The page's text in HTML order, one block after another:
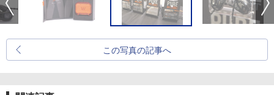
この写真の記事へ